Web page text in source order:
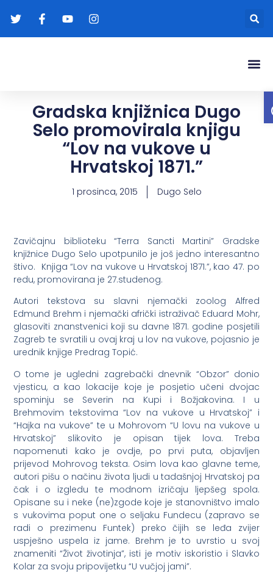
Gradska knjižnica Dugo
Selo promovirala knjigu
“Lov na vukove u
Hrvatskoj 1871.”
1 prosinca, 2015 Dugo Selo
Zavičajnu biblioteku “Terra Sancti Martini” Gradske
knjižnice Dugo Selo upotpunilo je još jedno interesantno
štivo. Knjiga “Lov na vukove u Hrvatskoj 1871.”, kao 47. po
redu, promovirana je 27.studenog.
Autori tekstova su slavni njemački zoolog Alfred
Edmund Brehm i njemački afrički istraživač Eduard Mohr,
glasoviti znanstvenici koji su davne 1871. godine posjetili
Zagreb te svratili u ovaj kraj u lov na vukove, pojasnio je
urednik knjige Predrag Topić.
O tome je ugledni zagrebački dnevnik “Obzor” donio
vjesticu, a kao lokacije koje je posjetio učeni dvojac
spominju se Severin na Kupi i Božjakovina. I u
Brehmovim tekstovima “Lov na vukove u Hrvatskoj” i
“Hajka na vukove” te u Mohrovom “U lovu na vukove u
Hrvatskoj” slikovito je opisan tijek lova. Treba
napomenuti kako je ovdje, po prvi puta, objavljen
prijevod Mohrovog teksta. Osim lova kao glavne teme,
autori pišu o načinu života ljudi u tadašnjoj Hrvatskoj pa
čak i o izgledu te modnom izričaju ljepšeg spola.
Opisane su i neke (ne)zgode koje je stanovništvo imalo
s vukovima poput one o seljaku Fundecu (zapravo se
radi o prezimenu Funtek) preko čijih se leđa zvijer
uspješno uspela iz jame. Brehm je to uvrstio u svoj
znameniti “Život životinja”, isti je motiv iskoristio i Slavko
Kolar za svoju pripovijetku “U vučjoj jami”.